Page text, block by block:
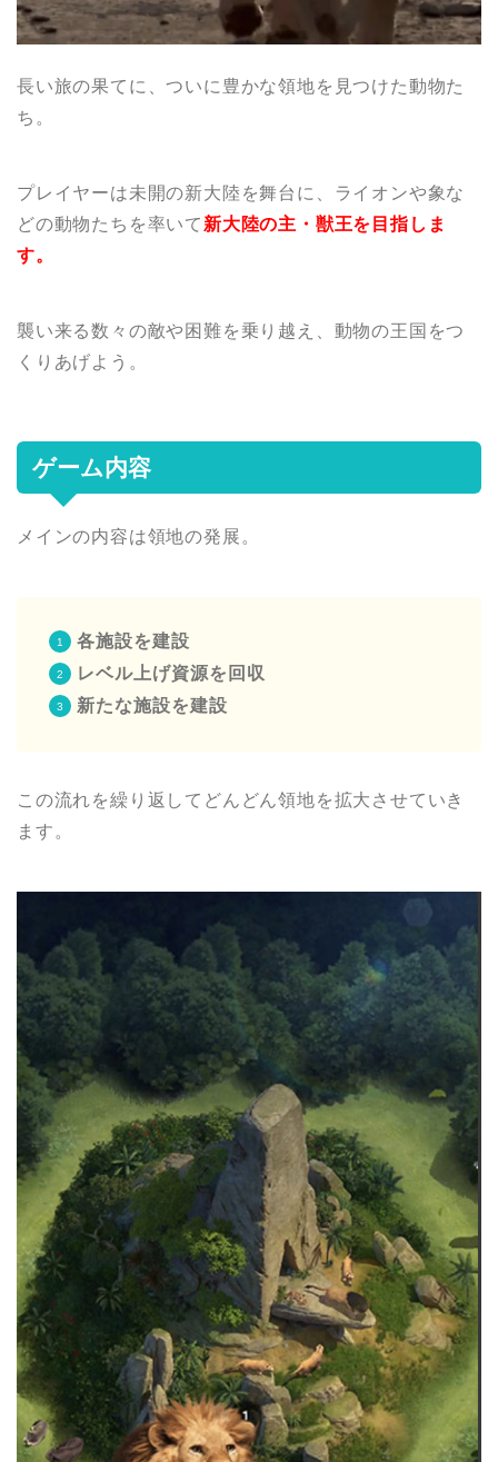
長い旅の果てに、ついに豊かな領地を見つけた動物た
ち。
プレイヤーは未開の新大陸を舞台 に、ライオンや象な
どの動物たちを率いて 新大陸の主・獣王を目指しま
す。
襲い来る数々の敵や困難を乗り越え、動物の王国をつ
くりあげよう。
ゲーム内容
メインの内容は領地の発展。
各施設を建設
レベル上げ資源を回収
新たな施設を建設
この流れを繰り返してどんどん領地を拡大させていき
ます。